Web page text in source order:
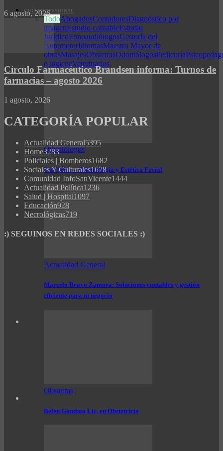
GUÍA PROFESIONAL
TodoAbogadosContadoresDiagnóstico por
imagenEstudio contableEstudio
JurídicoFonoaudiólogosGestoría del
AutomotorIdiomasMaestro Mayor de
obrasMasajesObstetrasOdontólogosPedicuría
e higieneVeterinarios
Odontólogos
Luz Neira – Odontología y Estética Facial
Actualidad General
Marcelo Bravo Zamora: Soluciones contables y gestión
eficiente para tu negocio
Obstetras
Belén Gamboa Lic. en Obstetricia
6 agosto, 2026
Círculo Farmacéutico Brandsen informa: Turnos de
farmacias – agosto 2026
1 agosto, 2026
CATEGORÍA POPULAR
Actualidad General5395
Home3283
Policiales | Bomberos1682
Sociales Y Culturales1678
Comunidad InfoSanVicente1444
Actualidad Política1236
Salud | Hospital1097
Educación928
Necrológicas719
:) SEGUINOS EN REDES SOCIALES :)